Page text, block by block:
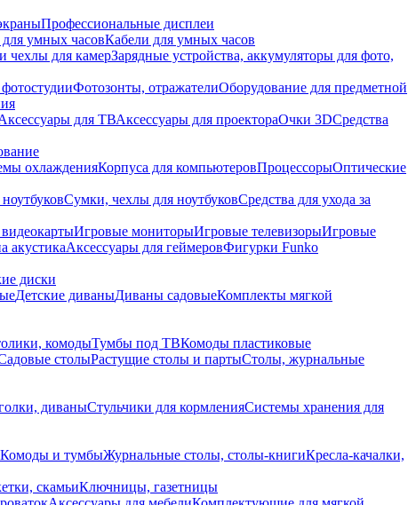
Профессиональные дисплеи
умных часовКабели для умных часов
чехлы для камерЗарядные устройства, аккумуляторы для фото,
Фотозонты, отражателиОборудование для предметной
для ТВАксессуары для проектораОчки 3DСредства
охлажденияКорпуса для компьютеровПроцессорыОптические
Сумки, чехлы для ноутбуковСредства для ухода за
Игровые мониторыИгровые телевизорыИгровые
акустикаАксессуары для геймеровФигурки Funko
диски
Детские диваныДиваны садовыеКомплекты мягкой
комодыТумбы под ТВКомоды пластиковые
столыРастущие столы и партыСтолы, журнальные
диваныСтульчики для кормленияСистемы хранения для
Комоды и тумбыЖурнальные столы, столы-книгиКресла-качалки,
скамьиКлючницы, газетницы